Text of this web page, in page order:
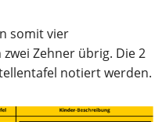
somit vier
Zehner übrig. Die 2
notiert werden.